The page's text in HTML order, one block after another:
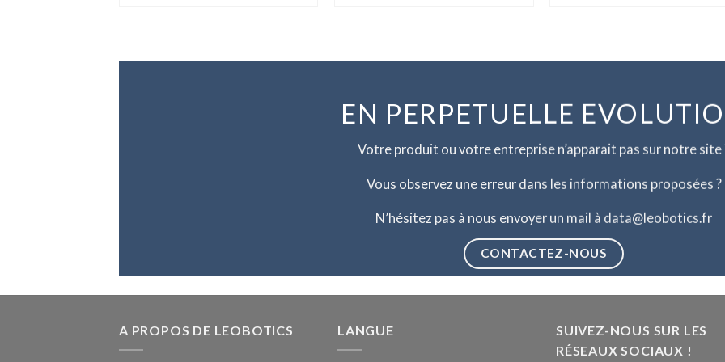
EN PERPETUELLE
Votre produit ou votre entreprise n’apparait pas sur notre site
Vous observez une erreur dans les informations proposées ?
N’hésitez pas à nous envoyer un mail à data@leobotics.fr
CONTACTEZ-NOUS
A PROPOS DE LEOBOTICS LANGUE
SUIVEZ-NOUS SUR LES
RÉSEAUX SOCIAUX !